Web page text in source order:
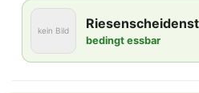
kein Bild
bedingt essbar